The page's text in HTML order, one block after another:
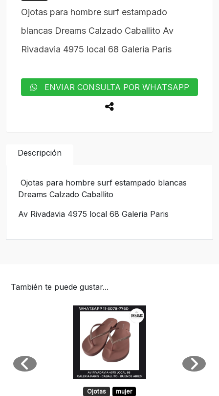
Ojotas para hombre surf estampado
blancas Dreams Calzado Caballito Av
Rivadavia 4975 local 68 Galeria Paris
ENVIAR CONSULTA POR WHATSAPP
Descripción
Ojotas para hombre surf estampado blancas
Dreams Calzado Caballito
Av Rivadavia 4975 local 68 Galeria Paris
También te puede gustar...
Ojotas mujer